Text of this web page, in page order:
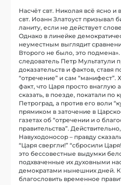
Насчёт свт. Николая всё ясно и
свт. Иоанн Златоуст призывал
ланиту, если не действует
Однако в линейке
неуместным выглядит
Второго не было, это
следователь Петр Мультатули
доказательств и фактов, ставя
“отречение” и сам “манифест”.
факт, что Царя просто внаглую
сказать, в поезде, покатали по
Петроград, а против его воли
прямиком в заточение в
газетах об “отречении и о
правительства”.
Навуходоносор – правду
“Царя свергли!” “сбросили
это бессовестные выдумки
подхваченные их духовными
демократами нынешних дней.
благословить временное